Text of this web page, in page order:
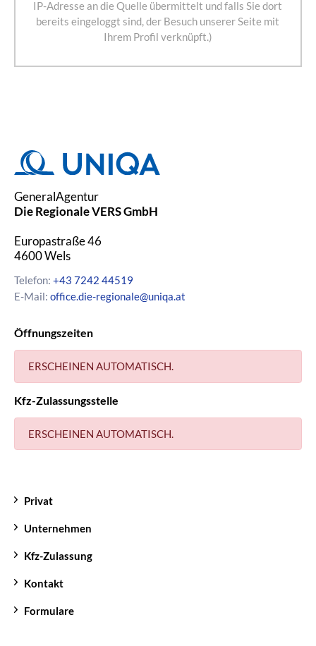
IP-Adresse an die Quelle übermittelt und falls Sie dort
bereits eingeloggt sind, der Besuch unserer Seite mit
Ihrem Profil verknüpft.)
GeneralAgentur
Die Regionale VERS GmbH
Europastraße 46
4600Wels
Telefon: +43 7242 44519
E-Mail: office.die-regionale@uniqa.at
Öffnungszeiten
ERSCHEINEN AUTOMATISCH.
Kfz-Zulassungsstelle
ERSCHEINEN AUTOMATISCH.
Privat
Unternehmen
Kfz-Zulassung
Kontakt
Formulare